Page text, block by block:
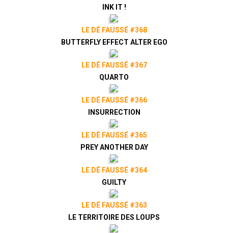
INK IT !
LE DÉ FAUSSÉ #368
BUTTERFLY EFFECT ALTER EGO
LE DÉ FAUSSÉ #367
QUARTO
LE DÉ FAUSSÉ #366
INSURRECTION
LE DÉ FAUSSÉ #365
PREY ANOTHER DAY
LE DÉ FAUSSÉ #364
GUILTY
LE DÉ FAUSSÉ #363
LE TERRITOIRE DES LOUPS